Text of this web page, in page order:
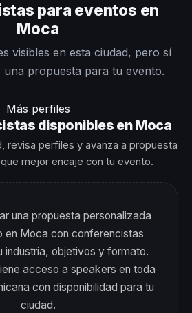
para eventos en
Moca
visibles en esta ciudad, pero sí
una propuesta para tu evento.
Más perfiles
disponibles en Moca
revisa perfiles y avanza a propuesta
mejor encaje con tu evento.
una propuesta personalizada
en Moca con conferencistas
industria, objetivos y formato.
acceso a speakers en toda
con disponibilidad para tu
ciudad.